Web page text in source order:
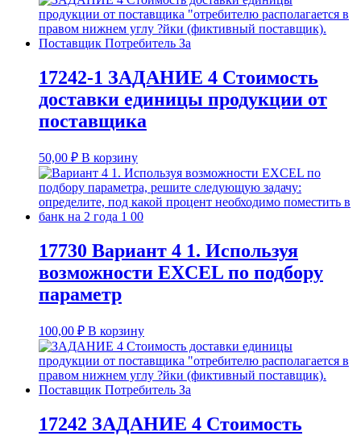
17242-1 ЗАДАНИЕ 4 Стоимость
доставки единицы продукции от
поставщика
50,00 ₽ В корзину
17730 Вариант 4 1. Используя
возможности EXCEL по подбору
параметр
100,00 ₽ В корзину
17242 ЗАДАНИЕ 4 Стоимость